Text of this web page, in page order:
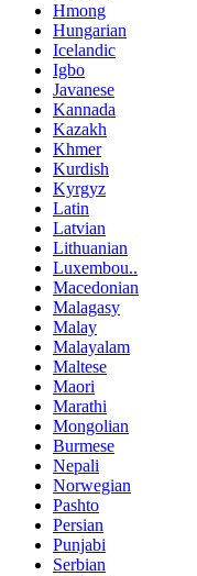
Hmong
Hungarian
Icelandic
Igbo
Javanese
Kannada
Kazakh
Khmer
Kurdish
Kyrgyz
Latin
Latvian
Lithuanian
Luxembou..
Macedonian
Malagasy
Malay
Malayalam
Maltese
Maori
Marathi
Mongolian
Burmese
Nepali
Norwegian
Pashto
Persian
Punjabi
Serbian